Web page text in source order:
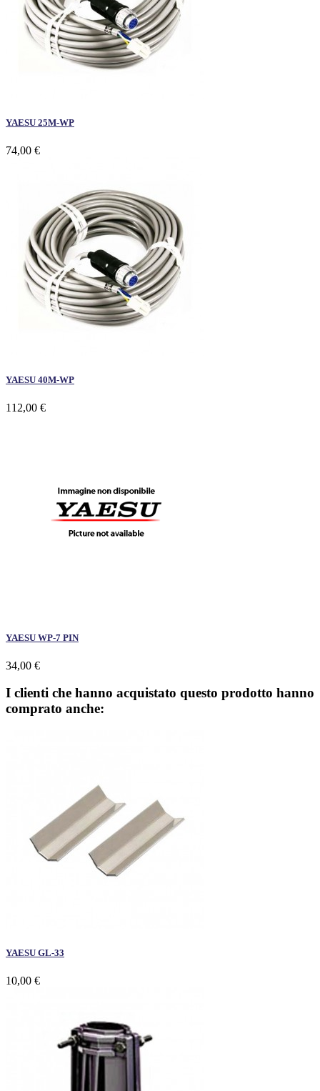
YAESU 25M-WP
74,00 €
YAESU 40M-WP
112,00 €
YAESU WP-7 PIN
34,00 €
I clienti che hanno acquistato questo prodotto hanno
comprato anche:
YAESU GL-33
10,00 €